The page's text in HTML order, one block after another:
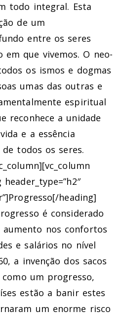
todo integral. Esta
de um
entre os seres
em que vivemos. O neo-
os ismos e dogmas
umas das outras e
espiritual
reconhece a unidade
e a essência
todos os seres.
heading]
é considerado
nos confortos
e salários no nível
a invenção dos sacos
um progresso,
estão a banir estes
um enorme risco